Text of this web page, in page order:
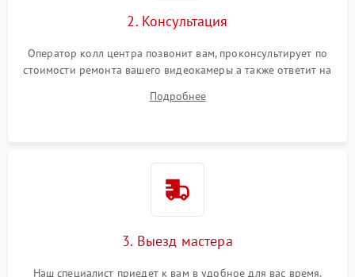
2. Консультация
Оператор колл центра позвонит вам, проконсультирует по
стоимости ремонта вашего видеокамеры а также ответит на
Подробнее
3. Выезд мастера
Наш специалист приедет к вам в удобное для вас время.